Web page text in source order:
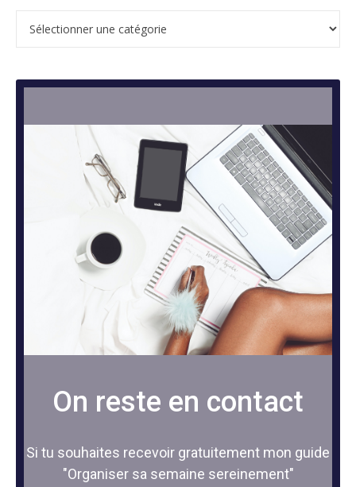
On reste en contact
Si tu souhaites recevoir gratuitement mon guide
"Organiser sa semaine sereinement"